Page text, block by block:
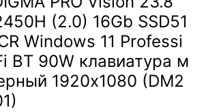
(2.0) 16Gb SSD51
Windows 11 Professi
BT 90W клавиатура м
1920x1080 (DM2